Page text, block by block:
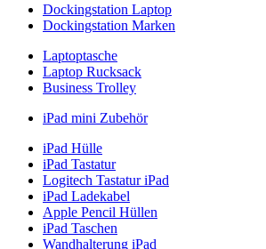
Dockingstation Laptop
Dockingstation Marken
Laptoptasche
Laptop Rucksack
Business Trolley
iPad mini Zubehör
iPad Hülle
iPad Tastatur
Logitech Tastatur iPad
iPad Ladekabel
Apple Pencil Hüllen
iPad Taschen
Wandhalterung iPad